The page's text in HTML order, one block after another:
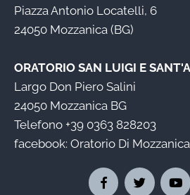
Piazza Antonio Locatelli, 6
24050 Mozzanica (BG)
ORATORIO SAN LUIGI E
Largo Don Piero Salini
24050 Mozzanica BG
Telefono +39 0363 828203
facebook: Oratorio Di Mozzanica